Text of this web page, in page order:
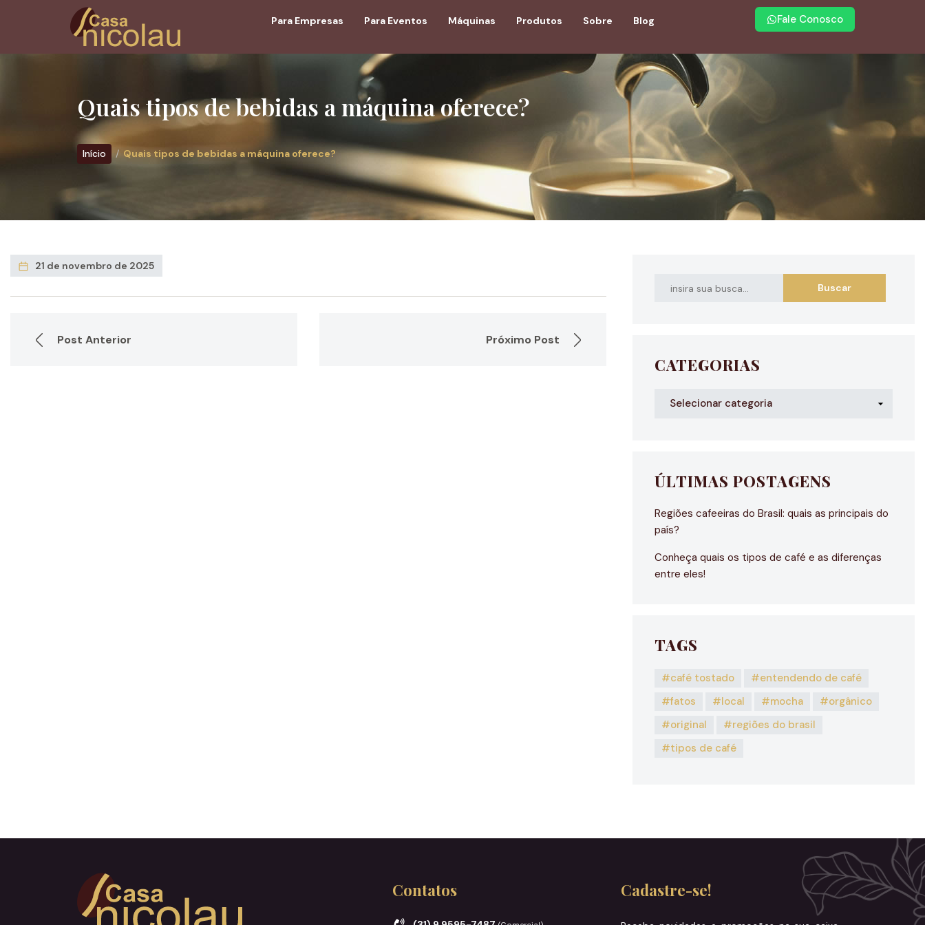
Para Empresas Para Eventos Máquinas Produtos Sobre Blog Fale Conosco
Quais tipos de bebidas a máquina oferece?
Início Quais tipos de bebidas a máquina oferece?
21 de novembro de 2025
Post Anterior Próximo Post
CATEGORIAS
ÚLTIMAS POSTAGENS
Regiões cafeeiras do Brasil: quais as principais do
país?
Conheça quais os tipos de café e as diferenças
entre eles!
TAGS
café tostado
entendendo de café
fatos
local mocha
orgânico
original
regiões do brasil
tipos de café
Contatos Cadastre-se!